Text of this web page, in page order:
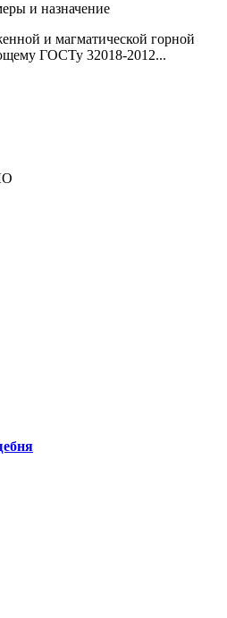
и назначение
и магматической горной
ГОСТу 32018-2012...